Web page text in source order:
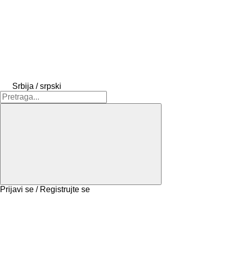
Srbija / srpski
Prijavi se / Registrujte se